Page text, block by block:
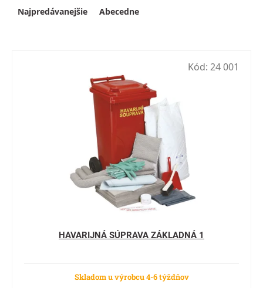
Najpredávanejšie Abecedne
HAVARIJNÁ SÚPRAVA ZÁKLADNÁ 1
Skladom u výrobcu 4-6 týždňov
Kód: 24 001